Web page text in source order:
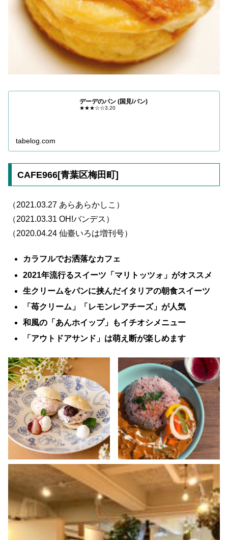
デーデのパン (国見/パン)
★★★☆☆3.20
tabelog.com
CAFE966[青葉区梅田町]
（2021.03.27 あらあらかしこ）
（2021.03.31 OH!バンデス）
（2020.04.24 仙臺いろは増刊号）
カラフルでお洒落なカフェ
2021年流行るスイーツ「マリトッツォ」がオススメ
生クリームをパンに挟んだイタリアの朝食スイーツ
「苺クリーム」「レモンレアチーズ」が人気
和風の「あんホイップ」もイチオシメニュー
「アウトドアサンド」は萌え断が楽しめます